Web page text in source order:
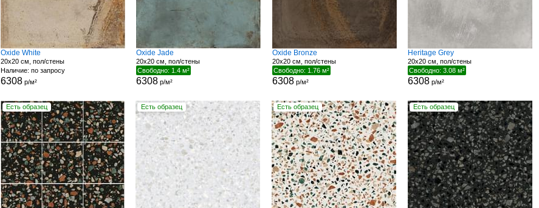
Oxide White
20x20 см, пол/стены
Наличие: по запросу
6308р/м²
Oxide Jade
20x20 см, пол/стены
Свободно: 1.4 м²
6308 р/м²
Oxide Bronze
20x20 см, пол/стены
Свободно: 1.76 м²
6308р/м²
Heritage Grey
20x20 см, пол/стены
Свободно: 3.08 м²
6308 р/м²
Есть образец Есть образец Есть образец Есть образец